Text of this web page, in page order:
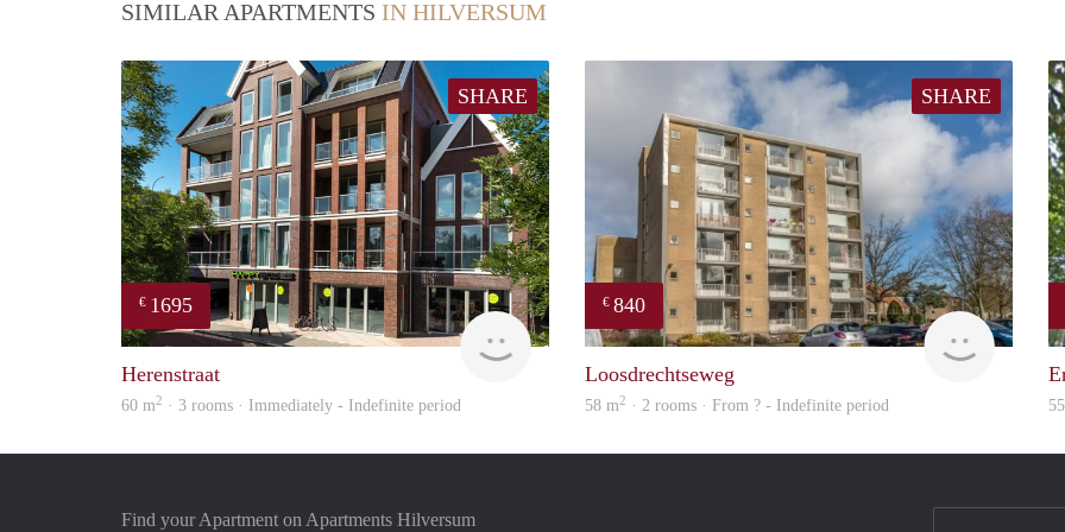
SIMILAR APARTMENTS IN HILVERSUM
SHARE
€ 1695
NEW
Herenstraat
60 m2 · 3 rooms · Immediately - Indefinite period
SHARE
€ 840
finder
Loosdrechtseweg
58 m2 · 2 rooms · From ? - Indefinite period
Find your Apartment on Apartments Hilversum